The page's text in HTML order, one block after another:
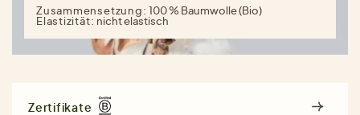
Zusammensetzung:100 % Baumwolle (Bio)
Elastizität: nicht elastisch
Zertifikate